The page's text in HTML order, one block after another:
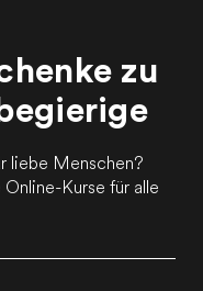
zu
liebe Menschen?
Kurse für alle